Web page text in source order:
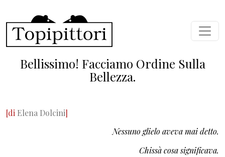
Bellissimo! Facciamo Ordine Sulla
Bellezza.
[di Elena Dolcini]
Nessuno glielo aveva mai detto.
Chissà cosa significava.